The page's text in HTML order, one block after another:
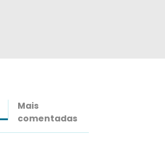
Mais
comentadas